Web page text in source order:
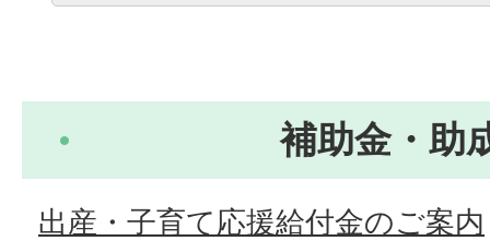
補助金・助
出産・子育て応援給付金のご案内